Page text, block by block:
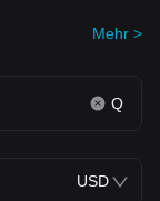
Mehr >
Q
USD